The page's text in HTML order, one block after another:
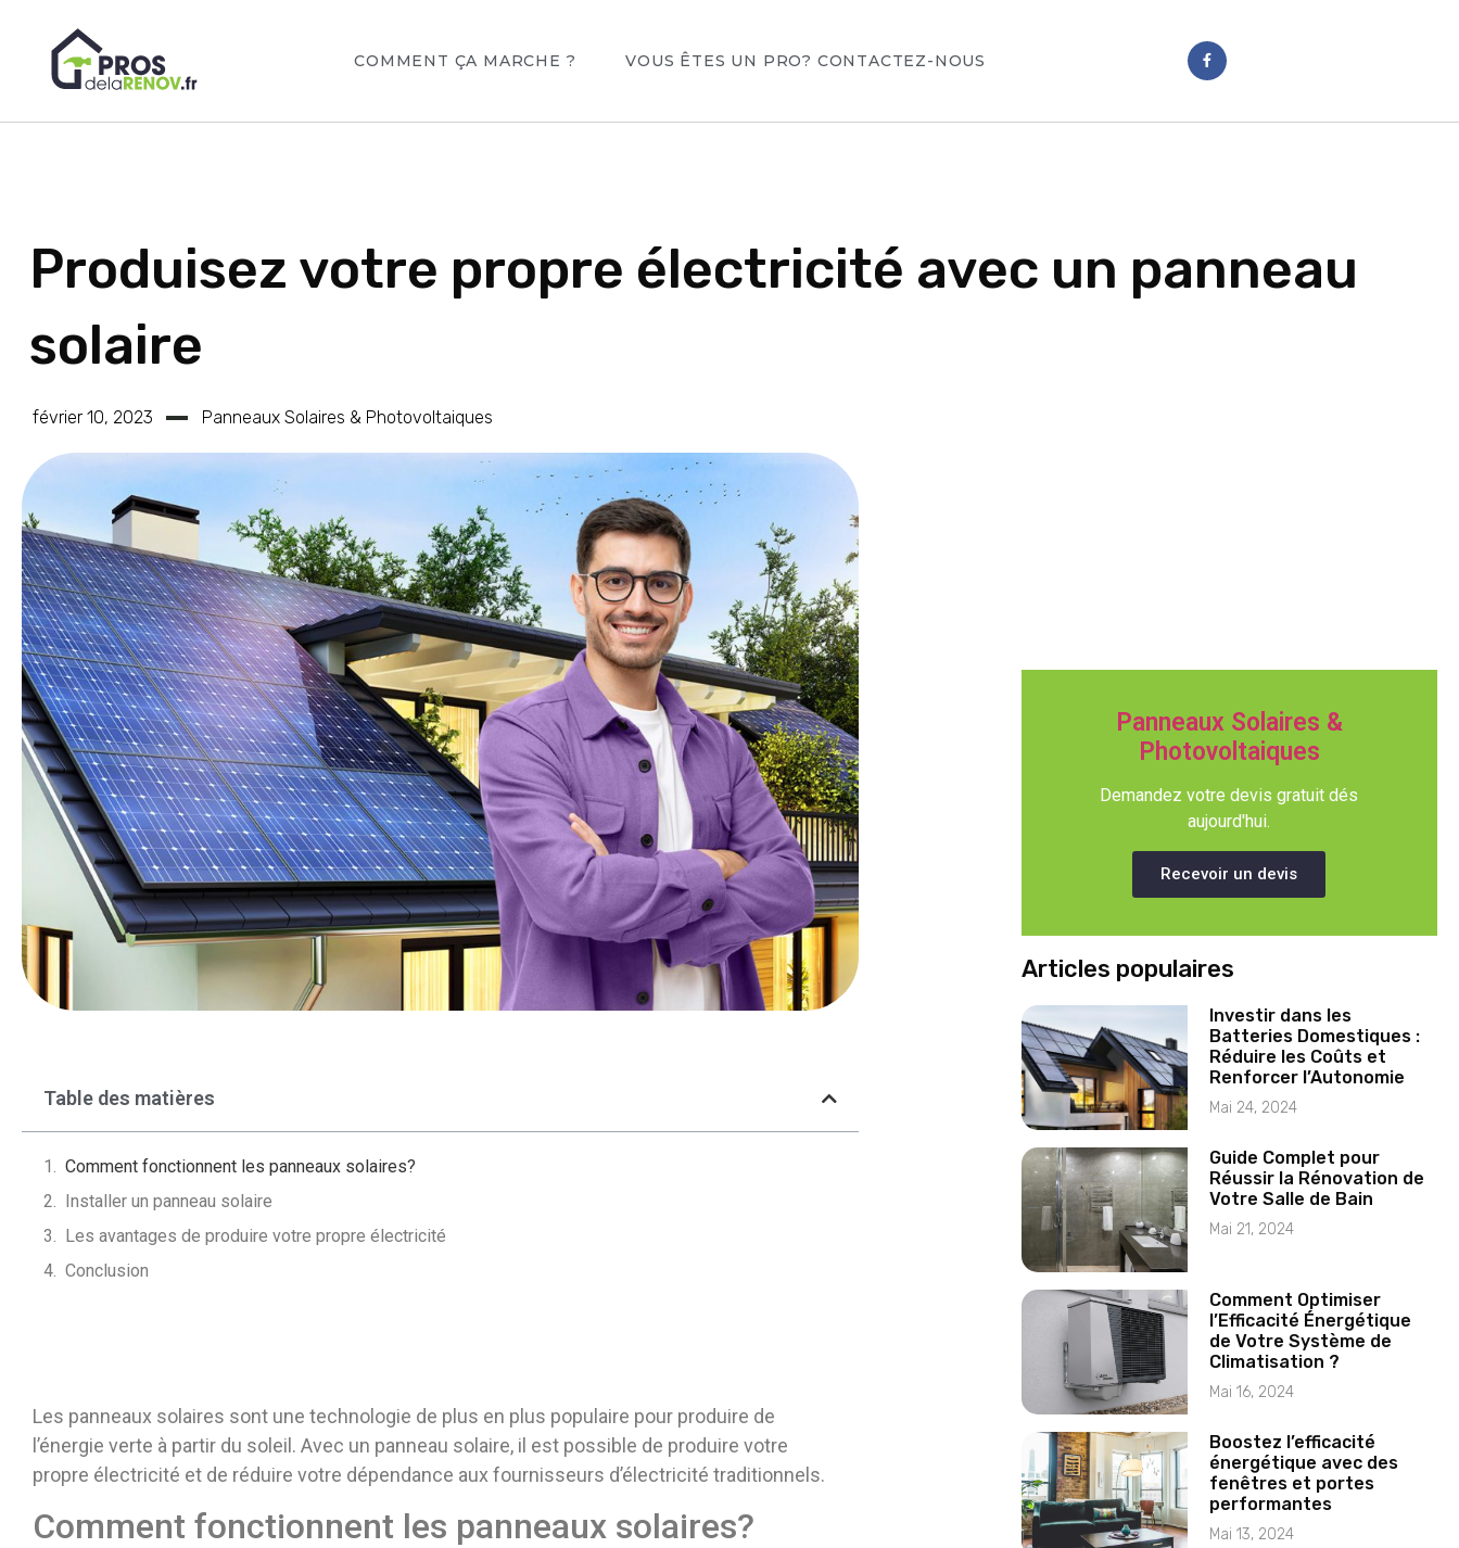
COMMENT ÇA MARCHE ? VOUS ÊTES UN PRO? CONTACTEZ-NOUS
Produisez votre propre électricité avec un panneau
solaire
février 10, 2023 Panneaux Solaires & Photovoltaiques
Table des matières
Comment fonctionnent les panneaux solaires?
Installer un panneau solaire
Les avantages de produire votre propre électricité
Conclusion
Les panneaux solaires sont une technologie de plus en plus populaire pour produire de
l’énergie verte à partir du soleil. Avec un panneau solaire, il est possible de produire votre
propre électricité et de réduire votre dépendance aux fournisseurs d’électricité traditionnels.
Comment fonctionnent les panneaux solaires?
Panneaux Solaires &
Photovoltaiques
Demandez votre devis gratuit dés
aujourd'hui.
Recevoir un devis
Articles populaires
Investir dans les
Batteries Domestiques :
Réduire les Coûts et
Renforcer l’Autonomie
Mai 24, 2024
Guide Complet pour
Réussir la Rénovation de
Votre Salle de Bain
Mai 21, 2024
Comment Optimiser
l’Efficacité Énergétique
de Votre Système de
Climatisation ?
Mai 16, 2024
Boostez l’efficacité
énergétique avec des
fenêtres et portes
performantes
Mai 13, 2024